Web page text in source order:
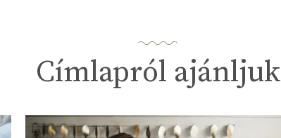
Címlapról ajánljuk